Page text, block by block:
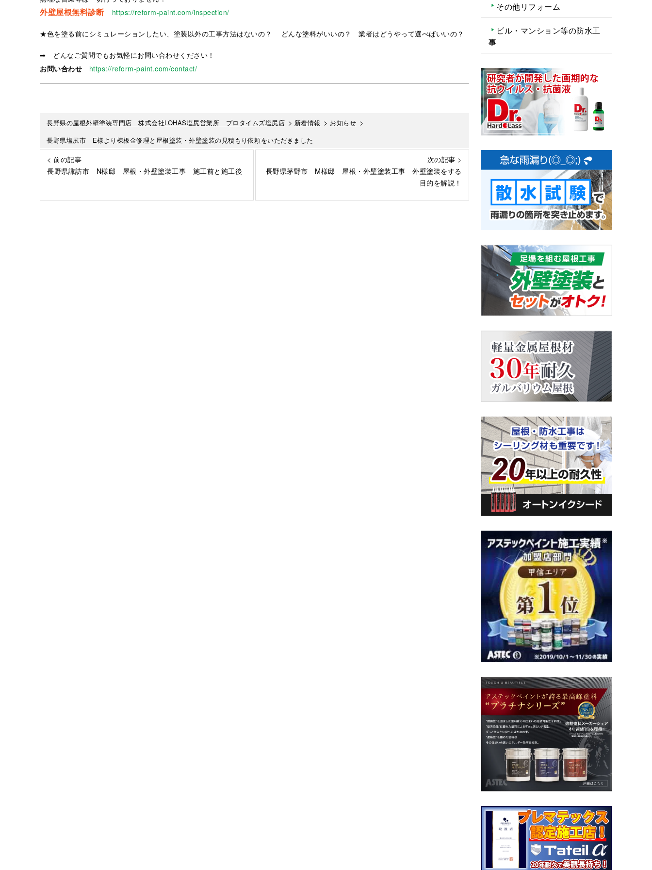
外壁屋根無料診断 https://reform-paint.com/inspection/
★色を塗る前にシミュレーションしたい、塗装以外の工事方法はないの？ どんな塗料がいいの？ 業者はどうやって選べばいいの？
➡ どんなご質問でもお気軽にお問い合わせください！
お問い合わせ
https://reform-paint.com/contact/
長野県の屋根外壁塗装専門店 株式会社LOHAS塩尻営業所 プロタイムズ塩尻店 > 新着情報 > お知らせ >
長野県塩尻市 E様より棟板金修理と屋根塗装・外壁塗装の見積もり依頼をいただきました
< 前の記事
長野県諏訪市 N様邸 屋根・外壁塗装工事 施工前と施工後
次の記事 >
長野県茅野市 M様邸 屋根・外壁塗装工事 外壁塗装をする
目的を解説！
その他リフォーム
ビル・マンション等の防水工
事